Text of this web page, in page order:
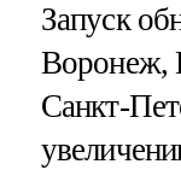
Запуск
Воронеж,
Санкт-